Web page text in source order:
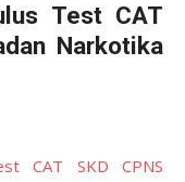
Test CAT
Narkotika
CAT SKD CPNS